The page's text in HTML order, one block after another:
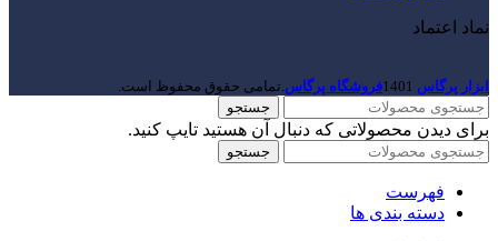
نماد اعتماد
ابزار پرگاس 1401فروشگاه پرگاس.تمامی حقوق محفوظ است.
جستجو
برای دیدن محصولاتی که دنبال آن هستید تایپ کنید.
جستجو
فهرست
دسته بندی ها